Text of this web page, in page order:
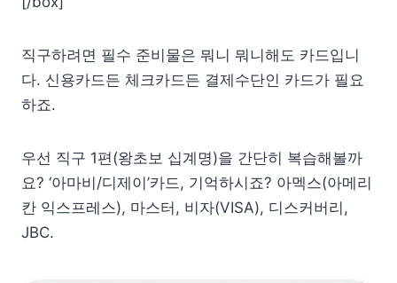
직구하려면 필수 준비물은 뭐니 뭐니해도 카드입니
다. 신용카드든 체크카드든 결제수단인 카드가 필요
하죠.
우선 직구 1편(왕초보 십계명)을 간단히 복습해볼까
요? ‘아마비/디제이’카드, 기억하시죠? 아멕스(아메리
칸 익스프레스), 마스터, 비자(VISA), 디스커버리,
JBC.